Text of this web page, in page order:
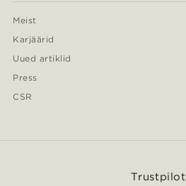
Meist
Karjäärid
Uued artiklid
Press
CSR
Trustpilot